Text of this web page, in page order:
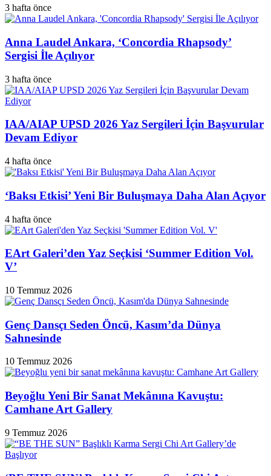
3 hafta önce
Anna Laudel Ankara, ‘Concordia Rhapsody’
Sergisi İle Açılıyor
3 hafta önce
IAA/AIAP UPSD 2026 Yaz Sergileri İçin Başvurular
Devam Ediyor
4 hafta önce
‘Baksı Etkisi’ Yeni Bir Buluşmaya Daha Alan Açıyor
4 hafta önce
EArt Galeri’den Yaz Seçkisi ‘Summer Edition Vol.
V’
10 Temmuz 2026
Genç Dansçı Seden Öncü, Kasım’da Dünya
Sahnesinde
10 Temmuz 2026
Beyoğlu Yeni Bir Sanat Mekânına Kavuştu:
Camhane Art Gallery
9 Temmuz 2026